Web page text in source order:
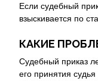
Если судебный
взыскивается по
КАКИЕ
Судебный приказ
его принятия